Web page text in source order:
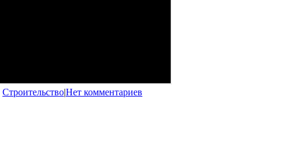
Строительство|Нет комментариев